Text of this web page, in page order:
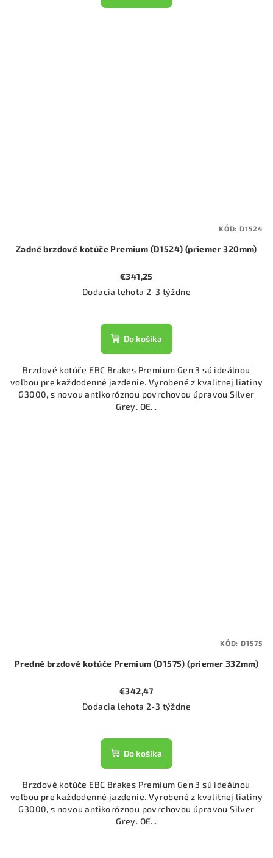
Zadné brzdové kotúče Premium (D1524) (priemer 320mm)
€341,25
Dodacia lehota 2-3 týždne
Do košíka
Brzdové kotúče EBC Brakes Premium Gen 3 sú ideálnou
voľbou pre každodenné jazdenie. Vyrobené z kvalitnej liatiny
G3000, s novou antikoróznou povrchovou úpravou Silver
Grey. OE...
KÓD: D1524
Predné brzdové kotúče Premium (D1575) (priemer 332mm)
€342,47
Dodacia lehota 2-3 týždne
Do košíka
Brzdové kotúče EBC Brakes Premium Gen 3 sú ideálnou
voľbou pre každodenné jazdenie. Vyrobené z kvalitnej liatiny
G3000, s novou antikoróznou povrchovou úpravou Silver
Grey. OE...
KÓD: D1575